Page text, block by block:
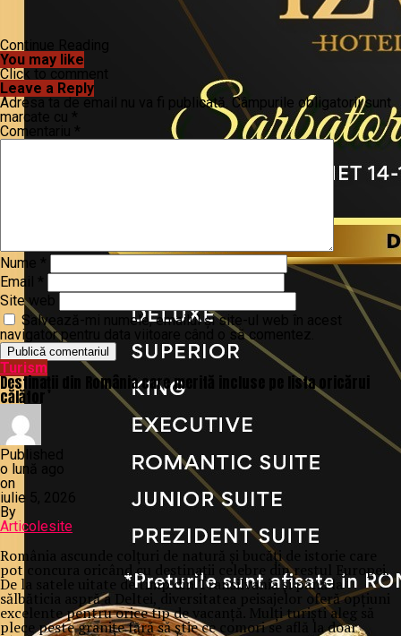
Continue Reading
You may like
Click to comment
Leave a Reply
Adresa ta de email nu va fi publicată. Câmpurile obligatorii sunt
marcate cu
Comentariu
Nume
Email
Site web
Salvează-mi numele, emailul și site-ul web în acest
navigator pentru data viitoare când o să comentez.
Turism
Destinații din România care merită incluse pe lista oricărui
călător
Published
o lună ago
on
iulie 5, 2026
By
Articolesite
România ascunde colțuri de natură și bucăți de istorie care
pot concura oricând cu destinații celebre din restul Europei.
De la satele uitate de timp din Transilvania și până la
sălbăticia aspră a Deltei, diversitatea peisajelor oferă opțiuni
excelente pentru orice tip de vacanță. Mulți turiști aleg să
plece peste granițe fără să știe ce comori se află la doar